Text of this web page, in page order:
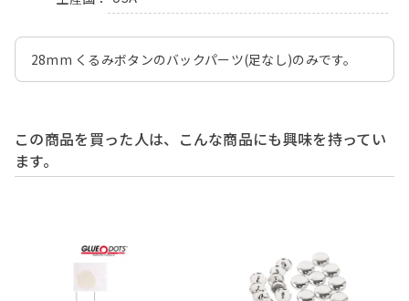
28mm くるみボタンのバックパーツ(足なし)のみです。
この商品を買った人は、こんな商品にも興味を持ってい
ます。